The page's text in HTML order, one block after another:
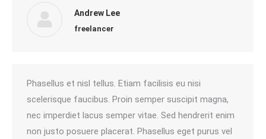
Andrew Lee
freelancer
Phasellus et nisl tellus. Etiam facilisis eu nisi
scelerisque faucibus. Proin semper suscipit magna,
nec imperdiet lacus semper vitae. Sed hendrerit enim
non justo posuere placerat. Phasellus eget purus vel